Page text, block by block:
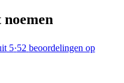
5·52 beoordelingen op